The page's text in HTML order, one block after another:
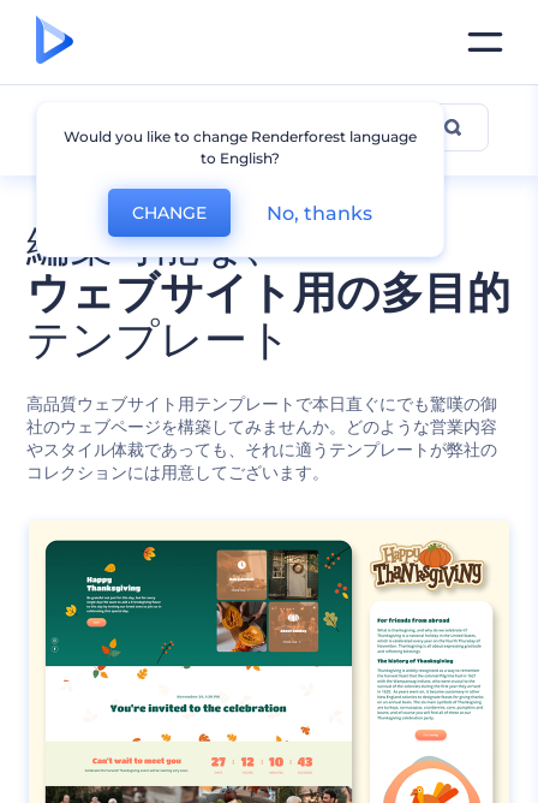
編集可能な、
ウェブサイト用の多目的
テンプレート
高品質ウェブサイト用テンプレートで本日直ぐにでも驚嘆の御
社のウェブページを構築してみませんか。どのような営業内容
やスタイル体裁であっても、それに適うテンプレートが弊社の
コレクションには用意してございます。
全てのテンプレート
Would you like to change Renderforest language
to English?
CHANGE No, thanks